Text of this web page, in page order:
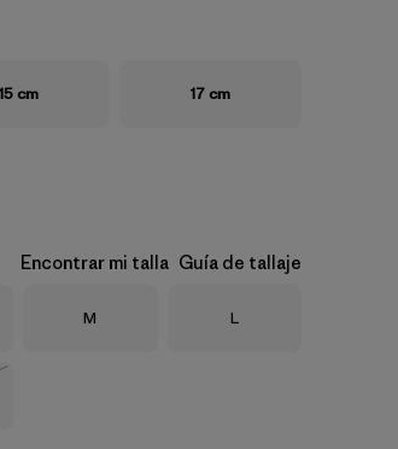
15 cm 17 cm
Encontrar mi talla Guía de tallaje
Talla
M Talla
L